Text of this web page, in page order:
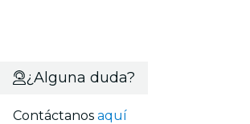
¿Alguna duda?
Contáctanos aquí